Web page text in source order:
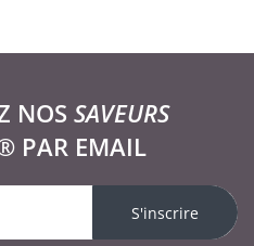
NOS SAVEURS
PAR EMAIL
S'inscrire